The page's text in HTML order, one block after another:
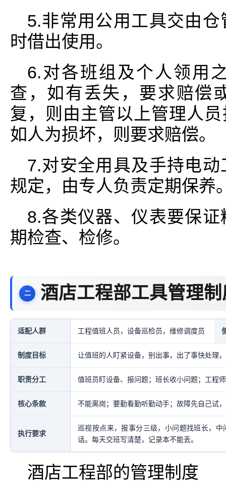
5.非常用公用工具交由
时借出使用。
6.对各班组及个人领用
查，如有丢失，要求赔偿
复，则由主管以上管理人
如人为损坏，则要求赔偿。
7.对安全用具及手持电
规定，由专人负责定期保养
8.各类仪器、仪表要保
期检查、检修。
酒店工程部工具管理
适配人群 工程值班人员，设备巡检员，维修调度员
制度目标 让值班的人盯紧设备，别出事，出了事快处理
职责分工 值班员盯设备、报问题；班长收小问题；工程
核心条款 不能离岗；要勤看勤听勤动手；故障先自己试
执行要求
巡视按点来，报事分三级，小问题找班长，
话。每天交班写清楚，记录本不能丢。
酒店工程部的管理制度